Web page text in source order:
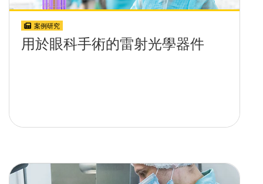
案例研究
用於眼科手術的雷射光學器件